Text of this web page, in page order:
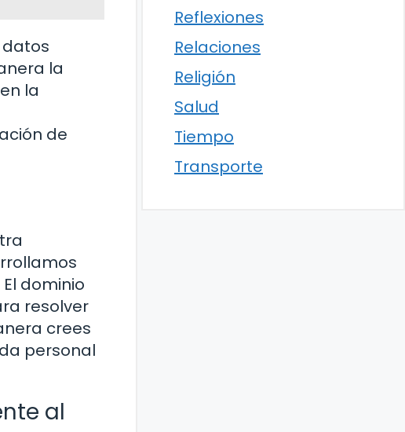
la
la
de
dominio
resolver
crees
personal
al
Reflexiones
Relaciones
Religión
Salud
Tiempo
Transporte